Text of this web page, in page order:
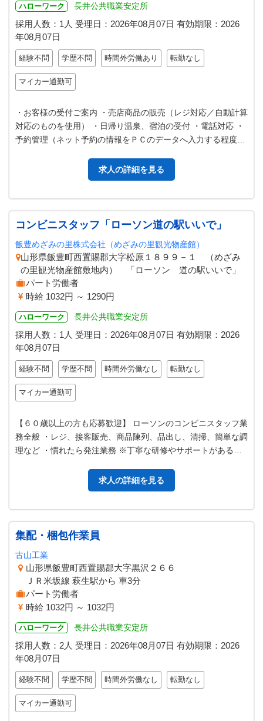
ハローワーク 長井公共職業安定所
採用人数：1人 受理日： 2026年08月07日 有効期限： 2026
年08月07日
経験不問 学歴不問 時間外労働あり 転勤なし
マイカー通勤可
・お客様の受付ご案内 ・売店商品の販売（レジ対応／自動計算
対応のものを使用） ・日帰り温泉、宿泊の受付 ・電話対応 ・
予約管理（ネット予約の情報をＰＣのデータへ入力する程度）
求人の詳細を見る
コンビニスタッフ「ローソン道の駅いいで」
飯豊めざみの里株式会社（めざみの里観光物産館）
山形県飯豊町西置賜郡大字松原１８９９－１ （めざみ
の里観光物産館敷地内） 「ローソン 道の駅いいで」
パート労働者
時給 1032円 ～ 1290円
ハローワーク 長井公共職業安定所
採用人数：1人 受理日： 2026年08月07日 有効期限： 2026
年08月07日
経験不問 学歴不問 時間外労働なし 転勤なし
マイカー通勤可
【６０歳以上の方も応募歓迎】 ローソンのコンビニスタッフ業
務全般 ・レジ、接客販売、商品陳列、品出し、清掃、簡単な調
理など ・慣れたら発注業務 ※丁寧な研修やサポートがあるの
求人の詳細を見る
集配・梱包作業員
古山工業
山形県飯豊町西置賜郡大字黒沢２６６
ＪＲ米坂線 萩生駅から 車3分
パート労働者
時給 1032円 ～ 1032円
ハローワーク 長井公共職業安定所
採用人数：2人 受理日： 2026年08月07日 有効期限： 2026
年08月07日
経験不問 学歴不問 時間外労働なし 転勤なし
マイカー通勤可